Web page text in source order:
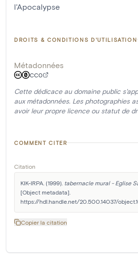
l'Apocalypse
DROITS & CONDITIONS D'UTILISATION
Métadonnées
CC0
Cette dédicace au domaine public
aux métadonnées. Les photographies
avoir leur propre licence ou statut de
COMMENT CITER
Citation
KIK-IRPA. (1999). tabernacle mural - Eglise
[Object metadata].
https://hdl.handle.net/20.500.14037/
Copier la citation